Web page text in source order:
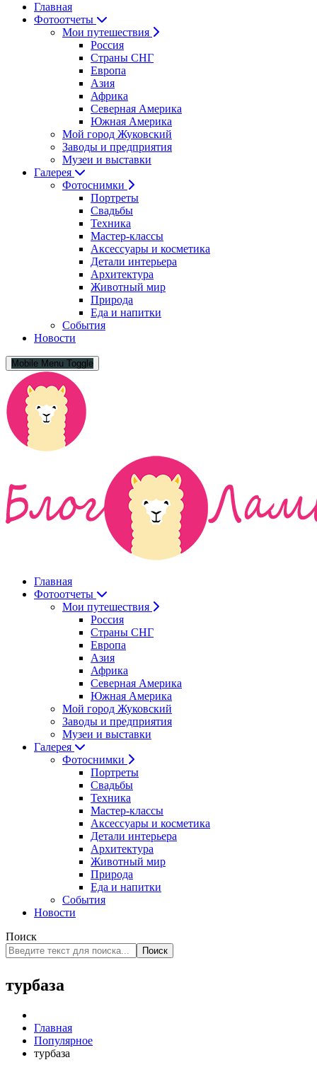
Главная
Фотоотчеты
Мои путешествия
Россия
Страны СНГ
Европа
Азия
Африка
Северная Америка
Южная Америка
Мой город Жуковский
Заводы и предприятия
Музеи и выставки
Галерея
Фотоснимки
Портреты
Свадьбы
Техника
Мастер-классы
Аксессуары и косметика
Детали интерьера
Архитектура
Животный мир
Природа
Еда и напитки
События
Новости
Mobile Menu Toggle
Главная
Фотоотчеты
Мои путешествия
Россия
Страны СНГ
Европа
Азия
Африка
Северная Америка
Южная Америка
Мой город Жуковский
Заводы и предприятия
Музеи и выставки
Галерея
Фотоснимки
Портреты
Свадьбы
Техника
Мастер-классы
Аксессуары и косметика
Детали интерьера
Архитектура
Животный мир
Природа
Еда и напитки
События
Новости
Поиск
Поиск
турбаза
Главная
Популярное
турбаза